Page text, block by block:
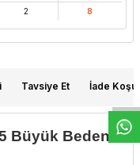
W
h
t
s
a
p
p
D
e
s
e
H
a
t
t
2
8
Tavsiye Et İade
Büyük Beden